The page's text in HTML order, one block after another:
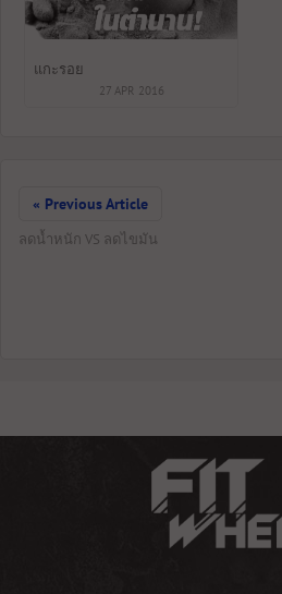
แกะรอย
27 APR 2016
« Previous Article
ลดน้ำหนัก VS ลดไขมัน